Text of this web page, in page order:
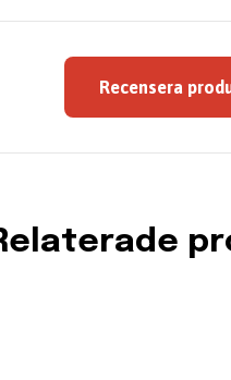
Recensera